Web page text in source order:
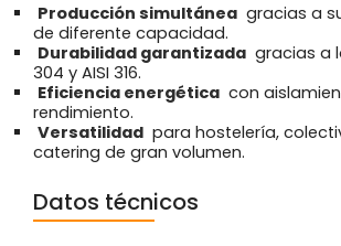
Producción simultánea gracias a
de diferente capacidad.
Durabilidad garantizada gracias a
304 y AISI 316.
Eficiencia energética con
rendimiento.
Versatilidad para hostelería,
catering de gran volumen.
Datos técnicos